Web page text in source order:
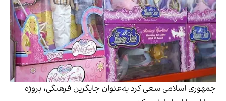
جمهوری اسلامی سعی کرد به‌عنوان جایگزین فرهنگی، پروژه‌